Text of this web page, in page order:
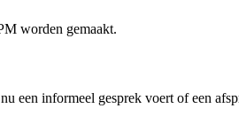
worden gemaakt.
een informeel gesprek voert of een